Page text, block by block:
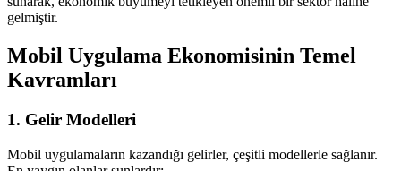
gelmiştir.
Mobil Uygulama Ekonomisinin Temel
Kavramları
1. Gelir Modelleri
Mobil uygulamaların kazandığı gelirler, çeşitli modellerle sağlanır.